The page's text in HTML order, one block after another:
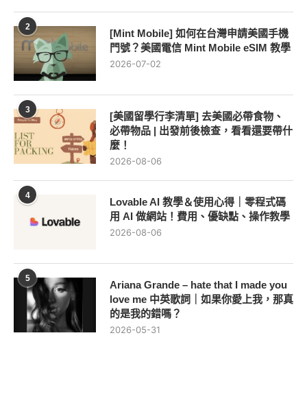
2
[Mint Mobile] 如何在台灣申請美國手機
門號？美國電信 Mint Mobile eSIM 教學
2026-07-02
3
[美國留學行李清單] 去美國必帶食物、
必帶物品 | 出發前後檢查，看看還要帶什
麼！
2026-08-06
4
Lovable AI 教學＆使用心得｜零程式碼
用 AI 做網站！費用、優缺點、操作教學
2026-08-06
5
Ariana Grande – hate that I made you
love me 中英歌詞｜如果你愛上我，那真
的是我的錯嗎？
2026-05-31